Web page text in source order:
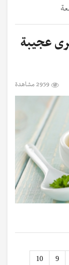
أخرى عجيبة
2959 مشاهدة
9
10